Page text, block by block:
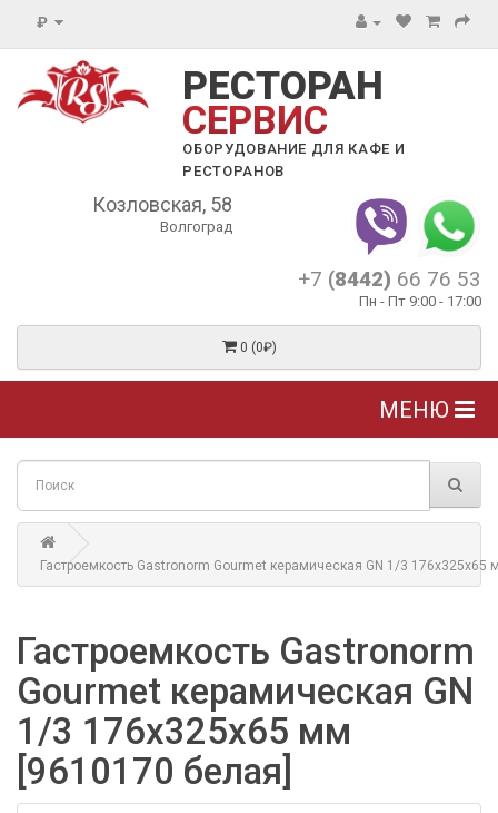
₽
РЕСТОРАН
СЕРВИС
ОБОРУДОВАНИЕ ДЛЯ КАФЕ И
РЕСТОРАНОВ
Козловская, 58
Волгоград
+7 (8442) 66 76 53
Пн - Пт 9:00 - 17:00
0 (0₽)
МЕНЮ
Гастроемкость Gastronorm Gourmet керамическая GN 1/3 176х325х65
Гастроемкость Gastronorm
Gourmet керамическая GN
1/3 176х325х65 мм
[9610170 белая]